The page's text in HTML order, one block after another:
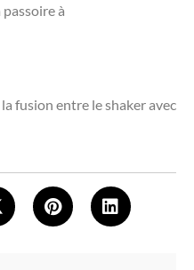
à
fusion entre le shaker avec